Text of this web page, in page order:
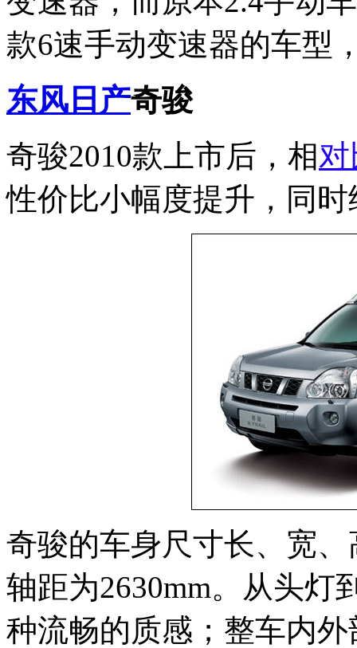
款6速手动变速器的车型
东风日产奇骏
奇骏2010款上市后，相
性价比小幅度提升，同
奇骏的车身尺寸长、宽、
轴距为2630mm。从头灯
种流畅的质感；整车内